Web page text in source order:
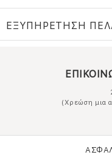
ΕΞΥΠΗΡΕΤΗΣΗ
(Χρεώση μια